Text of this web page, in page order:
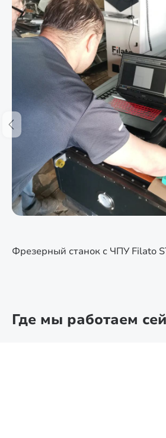
Фрезерный станок с ЧПУ Filato
Где мы работаем